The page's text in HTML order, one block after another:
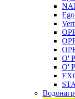
O'
O'